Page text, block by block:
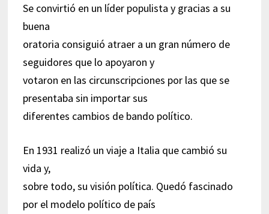
Se convirtió en un líder populista y gracias a su
buena
oratoria consiguió atraer a un gran número de
seguidores que lo apoyaron y
votaron en las circunscripciones por las que se
presentaba sin importar sus
diferentes cambios de bando político.
En 1931 realizó un viaje a Italia que cambió su
vida y,
sobre todo, su visión política. Quedó fascinado
por el modelo político de país